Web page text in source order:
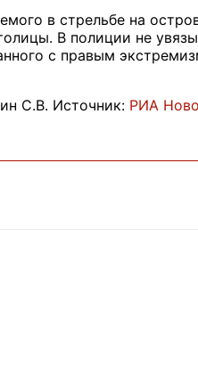
в стрельбе на
В полиции не
с правым
С.В. Источник: РИА